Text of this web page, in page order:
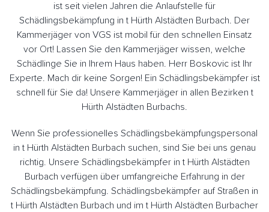
ist seit vielen Jahren die Anlaufstelle für
Schädlingsbekämpfung in t Hürth Alstädten Burbach. Der
Kammerjäger von VGS ist mobil für den schnellen Einsatz
vor Ort! Lassen Sie den Kammerjäger wissen, welche
Schädlinge Sie in Ihrem Haus haben. Herr Boskovic ist Ihr
Experte. Mach dir keine Sorgen! Ein Schädlingsbekämpfer ist
schnell für Sie da! Unsere Kammerjäger in allen Bezirken t
Hürth Alstädten Burbachs.
Wenn Sie professionelles Schädlingsbekämpfungspersonal
in t Hürth Alstädten Burbach suchen, sind Sie bei uns genau
richtig. Unsere Schädlingsbekämpfer in t Hürth Alstädten
Burbach verfügen über umfangreiche Erfahrung in der
Schädlingsbekämpfung. Schädlingsbekämpfer auf Straßen in
t Hürth Alstädten Burbach und im t Hürth Alstädten Burbacher